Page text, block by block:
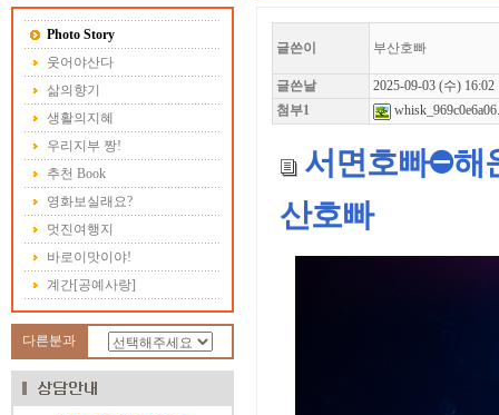
Photo Story
웃어야산다
삶의향기
생활의지혜
우리지부 짱!
추천 Book
영화보실래요?
멋진여행지
바로이맛이야!
계간[공예사랑]
다른분과
글쓴이 부산호빠
글쓴날
2025-09-03 (수) 16:02
첨부1
서면호빠⛔
산호빠